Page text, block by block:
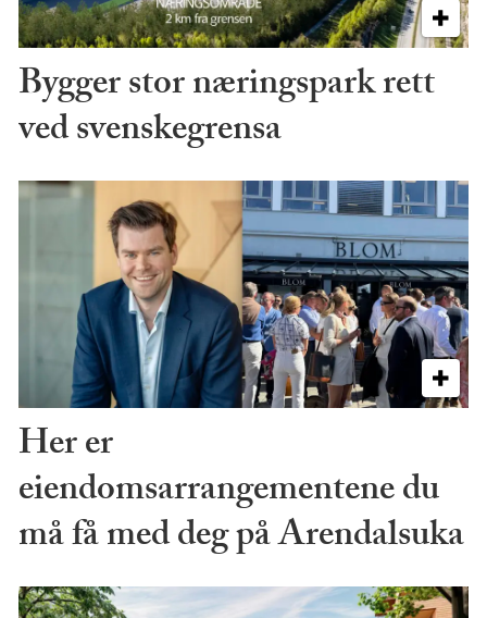
Bygger stor næringspark rett
ved svenskegrensa
Her er
eiendomsarrangementene du
må få med deg på Arendalsuka